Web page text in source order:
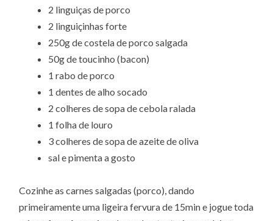
2 linguiças de porco
2 linguiçinhas forte
250g de costela de porco salgada
50g de toucinho (bacon)
1 rabo de porco
1 dentes de alho socado
2 colheres de sopa de cebola ralada
1 folha de louro
3 colheres de sopa de azeite de oliva
sal e pimenta a gosto
Cozinhe as carnes salgadas (porco), dando
primeiramente uma ligeira fervura de 15min e jogue toda